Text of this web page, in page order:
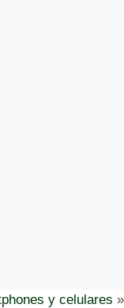
y celulares »